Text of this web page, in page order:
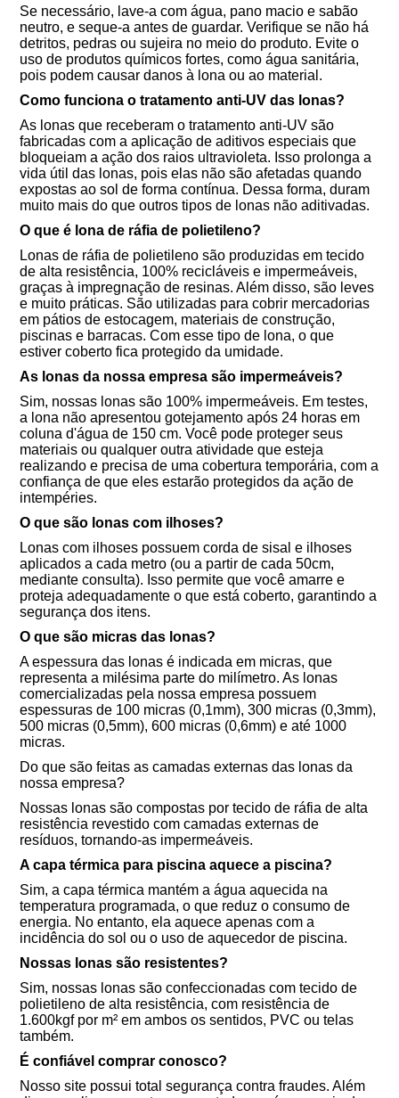
Se necessário, lave-a com água, pano macio e sabão
neutro, e seque-a antes de guardar. Verifique se não há
detritos, pedras ou sujeira no meio do produto. Evite o
uso de produtos químicos fortes, como água sanitária,
pois podem causar danos à lona ou ao material.
Como funciona o tratamento anti-UV das lonas?
As lonas que receberam o tratamento anti-UV são
fabricadas com a aplicação de aditivos especiais que
bloqueiam a ação dos raios ultravioleta. Isso prolonga a
vida útil das lonas, pois elas não são afetadas quando
expostas ao sol de forma contínua. Dessa forma, duram
muito mais do que outros tipos de lonas não aditivadas.
O que é lona de ráfia de polietileno?
Lonas de ráfia de polietileno são produzidas em tecido
de alta resistência, 100% recicláveis e impermeáveis,
graças à impregnação de resinas. Além disso, são leves
e muito práticas. São utilizadas para cobrir mercadorias
em pátios de estocagem, materiais de construção,
piscinas e barracas. Com esse tipo de lona, o que
estiver coberto fica protegido da umidade.
As lonas da nossa empresa são impermeáveis?
Sim, nossas lonas são 100% impermeáveis. Em testes,
a lona não apresentou gotejamento após 24 horas em
coluna d'água de 150 cm. Você pode proteger seus
materiais ou qualquer outra atividade que esteja
realizando e precisa de uma cobertura temporária, com a
confiança de que eles estarão protegidos da ação de
intempéries.
O que são lonas com ilhoses?
Lonas com ilhoses possuem corda de sisal e ilhoses
aplicados a cada metro (ou a partir de cada 50cm,
mediante consulta). Isso permite que você amarre e
proteja adequadamente o que está coberto, garantindo a
segurança dos itens.
O que são micras das lonas?
A espessura das lonas é indicada em micras, que
representa a milésima parte do milímetro. As lonas
comercializadas pela nossa empresa possuem
espessuras de 100 micras (0,1mm), 300 micras (0,3mm),
500 micras (0,5mm), 600 micras (0,6mm) e até 1000
micras.
Do que são feitas as camadas externas das lonas da
nossa empresa?
Nossas lonas são compostas por tecido de ráfia de alta
resistência revestido com camadas externas de
resíduos, tornando-as impermeáveis.
A capa térmica para piscina aquece a piscina?
Sim, a capa térmica mantém a água aquecida na
temperatura programada, o que reduz o consumo de
energia. No entanto, ela aquece apenas com a
incidência do sol ou o uso de aquecedor de piscina.
Nossas lonas são resistentes?
Sim, nossas lonas são confeccionadas com tecido de
polietileno de alta resistência, com resistência de
1.600kgf por m² em ambos os sentidos, PVC ou telas
também.
É confiável comprar conosco?
Nosso site possui total segurança contra fraudes. Além